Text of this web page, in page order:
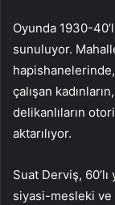
Oyunda 1930-
sunuluyor.
çalışan
delikanlıların
aktarılıyor.
Suat Derviş, 60’lı
siyasi-mesleki